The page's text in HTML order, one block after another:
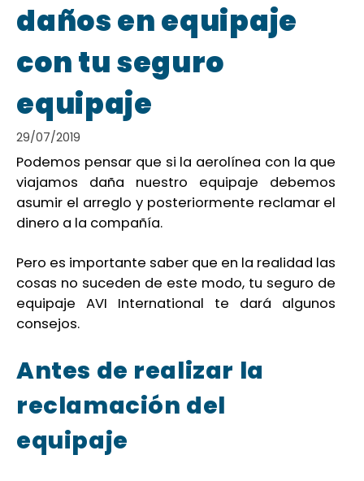
daños en equipaje
con tu seguro
equipaje
29/07/2019
Podemos pensar que si la aerolínea con la que
viajamos daña nuestro equipaje debemos
asumir el arreglo y posteriormente reclamar el
dinero a la compañía.
Pero es importante saber que en la realidad las
cosas no suceden de este modo, tu seguro de
equipaje AVI International te dará algunos
consejos.
Antes de realizar la
reclamación del
equipaje